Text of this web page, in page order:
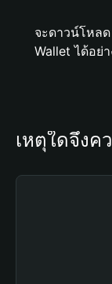
จะดาวน์โหล
Wallet ได้อย่า
เหตุใดจึงค